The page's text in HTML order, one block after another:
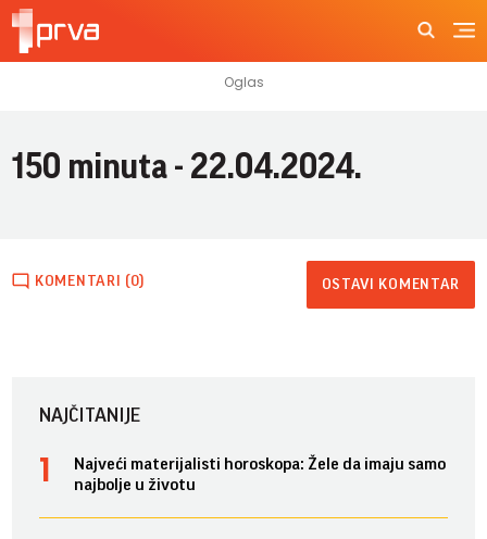
150 minuta - 22.04.2024.
KOMENTARI (0) OSTAVI KOMENTAR
NAJČITANIJE
Najveći materijalisti horoskopa: Žele da imaju samo
najbolje u životu